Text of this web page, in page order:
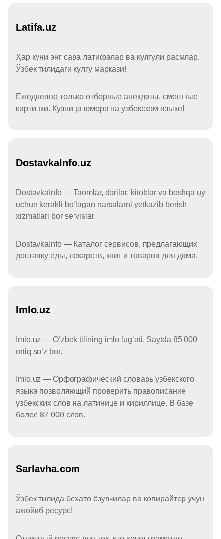
Latifa.uz
Ҳар куни энг сара латифалар ва кулгули расмлар.
Ўзбек тилидаги кулгу маркази!
Ежедневно только отборные анекдоты, смешные
картинки. Кузница юмора на узбекском языке!
DostavkaInfo.uz
DostavkaInfo — Taomlar, dorilar, kitoblar va boshqa uy
uchun kerakli boʻlagan narsalarni yetkazib berish
xizmatlari bor servislar.
DostavkaInfo — Каталог сервисов, предлагающих
доставку еды, лекарств, книг и товаров для дома.
Imlo.uz
Imlo.uz — Oʻzbek tilining imlo lugʻati. Saytda 85 000
ortiq soʻz bor.
Imlo.uz — Орфографический словарь узбекского
языка позволяющий проверить правописание
узбекских слов на латинице и кириллице. В базе
более 87 000 слов.
Sarlavha.com
Ўзбек тилида бехато ёзувчилар ва копирайтер учун
ажойиб ресурс!